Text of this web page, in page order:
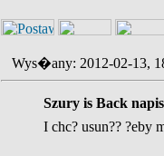
Wys�any: 2012-02-13,
Szury is Back
I chc? usun?? ?eby